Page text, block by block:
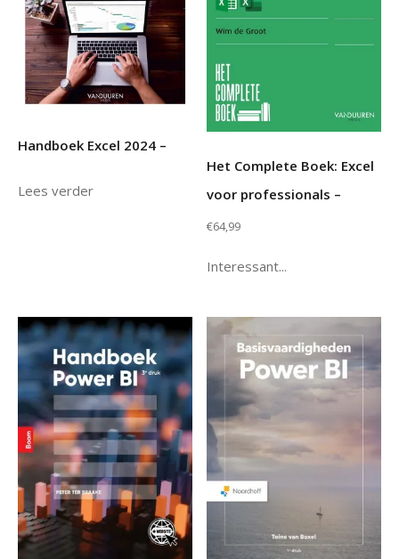
Handboek Excel 2024 –
Lees verder
Het Complete Boek: Excel
voor professionals –
€64,99
Interessant...